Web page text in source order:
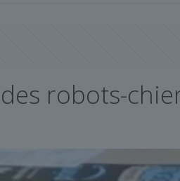
robots-